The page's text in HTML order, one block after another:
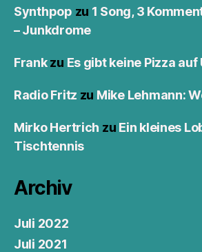
Synthpop zu 1 Song, 3
– Junkdrome
Frankzu Es gibt keine Pizza auf
Radio Fritz zu Mike Lehmann:
Mirko Hertrich zu Ein kleines
Tischtennis
Archiv
Juli 2022
Juli 2021